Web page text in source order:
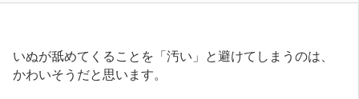
いぬが舐めてくることを「汚い」と避けてしまうのは、
かわいそうだと思います。